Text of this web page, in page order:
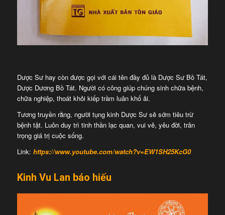
Dược Sư hay còn được gọi với cái tên đầy đủ là Dược Sư Bồ Tát,
Dược Dương Bồ Tát. Người có công giúp chúng sinh chữa bệnh,
chữa nghiệp, thoát khỏi kiếp trầm luân khổ ải.
Tương truyền rằng, người tụng kinh Dược Sư sẽ sớm tiêu trừ
bệnh tật. Luôn duy trì tinh thần lạc quan, vui vẻ, yêu đời, trân
trọng giá trị cuộc sống.
Link: https://www.youtube.com/watch?v=EW1SH25KcG0
Kinh Vu Lan báo hiếu